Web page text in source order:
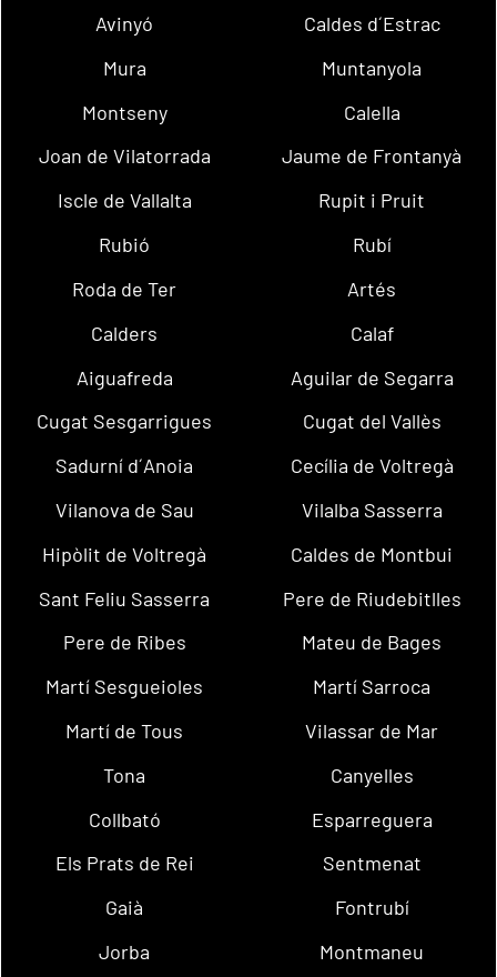
Avinyó
Caldes d´Estrac
Mura
Muntanyola
Montseny
Calella
Joan de Vilatorrada
Jaume de Frontanyà
Iscle de Vallalta
Rupit i Pruit
Rubió
Rubí
Roda de Ter
Artés
Calders
Calaf
Aiguafreda
Aguilar de Segarra
Cugat Sesgarrigues
Cugat del Vallès
Sadurní d´Anoia
Cecília de Voltregà
Vilanova de Sau
Vilalba Sasserra
Hipòlit de Voltregà
Caldes de Montbui
Sant Feliu Sasserra
Pere de Riudebitlles
Pere de Ribes
Mateu de Bages
Martí Sesgueioles
Martí Sarroca
Martí de Tous
Vilassar de Mar
Tona
Canyelles
Collbató
Esparreguera
Els Prats de Rei
Sentmenat
Gaià
Fontrubí
Jorba
Montmaneu